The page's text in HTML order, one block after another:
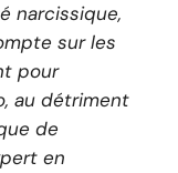
narcissique,
sur les
pour
au détriment
de
en